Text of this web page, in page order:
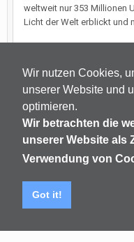
Wir nutzen Cookies,
unserer Website und
optimieren.
Wir betrachten die
unserer Website als
Verwendung von
Got it!
weltweit nur 353 Millionen
Licht der Welt erblickt und
Sprachen
Powered